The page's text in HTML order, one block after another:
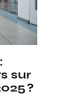
sur
?